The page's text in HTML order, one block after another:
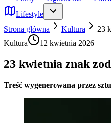
Lifestyle
Strona główna
Kultura
23
Kultura
12 kwietnia 2026
23 kwietnia znak
Treść wygenerowana przez